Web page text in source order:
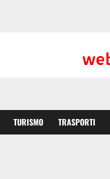
TURISMO TRASPORTI